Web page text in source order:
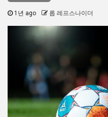
1년 ago 롭 레프스나이더